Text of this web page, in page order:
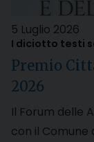
5 Luglio 2026
I diciotto testi
Premio
2026
Il Forum delle
con il Comune